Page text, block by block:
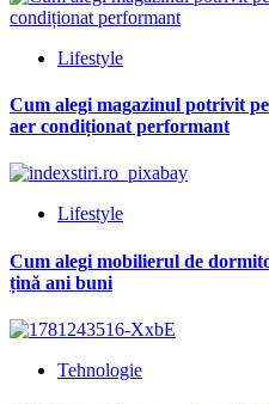
Lifestyle
Cum alegi magazinul potrivit
aer condiționat performant
Lifestyle
Cum alegi mobilierul de
țină ani buni
Tehnologie